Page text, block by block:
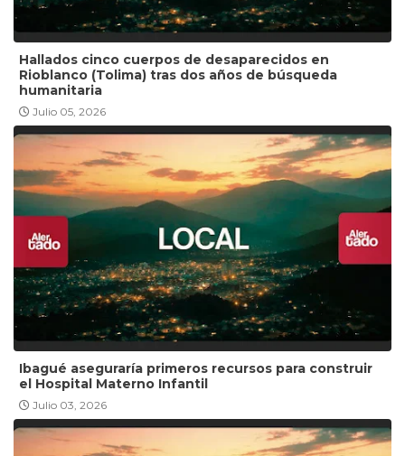
Hallados cinco cuerpos de desaparecidos en
Rioblanco (Tolima) tras dos años de búsqueda
humanitaria
Julio 05, 2026
Ibagué aseguraría primeros recursos para construir
el Hospital Materno Infantil
Julio 03, 2026